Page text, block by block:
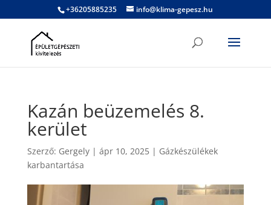
+36205885235 info@klima-gepesz.hu
Kazán beüzemelés 8.
kerület
Szerző: Gergely| ápr 10, 2025| Gázkészülékek
karbantartása